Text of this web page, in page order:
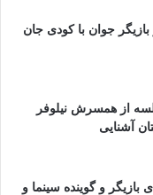
جوان با کودی جان
از همسرش نیلوفر
آشنایی
بازیگر و گوینده سینما و